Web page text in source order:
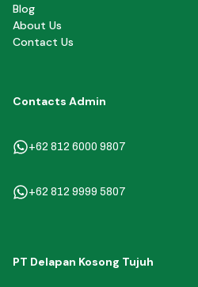
Blog
About Us
Contact Us
Contacts Admin
+62 812 6000 9807
+62 812 9999 5807
PT Delapan Kosong Tujuh